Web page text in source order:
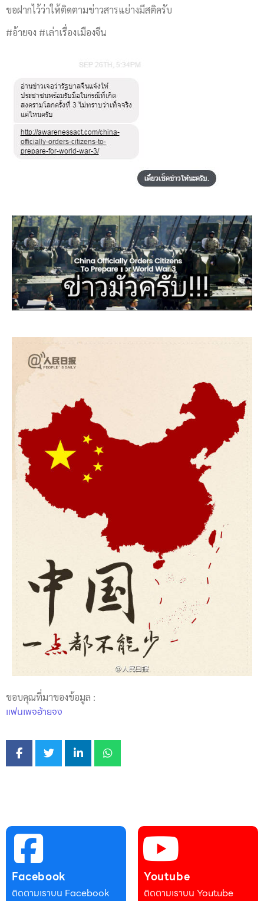
ขอฝากไว้ว่าให้ติดตามข่าวสารแย่างมีสติครับ
#อ้ายจง #เล่าเรื่องเมืองจีน
ขอบคุณที่มาของข้อมูล :
แฟนเพจอ้ายจง
Facebook
ติดตามเราบน Facebook
Youtube
ติดตามเราบน Youtube